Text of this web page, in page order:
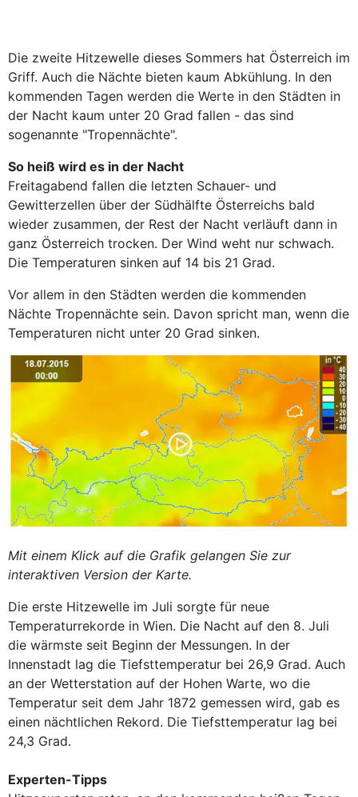
Die zweite Hitzewelle dieses Sommers hat Österreich im
Griff. Auch die Nächte bieten kaum Abkühlung. In den
kommenden Tagen werden die Werte in den Städten in
der Nacht kaum unter 20 Grad fallen - das sind
sogenannte "Tropennächte".
So heiß wird es in der Nacht
Freitagabend fallen die letzten Schauer- und
Gewitterzellen über der Südhälfte Österreichs bald
wieder zusammen, der Rest der Nacht verläuft dann in
ganz Österreich trocken. Der Wind weht nur schwach.
Die Temperaturen sinken auf 14 bis 21 Grad.
Vor allem in den Städten werden die kommenden
Nächte Tropennächte sein. Davon spricht man, wenn die
Temperaturen nicht unter 20 Grad sinken.
Mit einem Klick auf die Grafik gelangen Sie zur
interaktiven Version der Karte.
Die erste Hitzewelle im Juli sorgte für neue
Temperaturrekorde in Wien. Die Nacht auf den 8. Juli
die wärmste seit Beginn der Messungen. In der
Innenstadt lag die Tiefsttemperatur bei 26,9 Grad. Auch
an der Wetterstation auf der Hohen Warte, wo die
Temperatur seit dem Jahr 1872 gemessen wird, gab es
einen nächtlichen Rekord. Die Tiefsttemperatur lag bei
24,3 Grad.
Experten-Tipps